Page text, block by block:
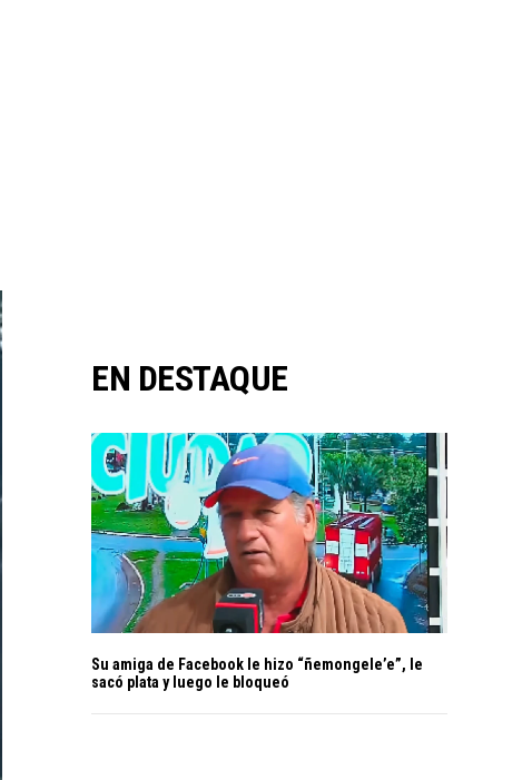
EN DESTAQUE
Su amiga de Facebook le hizo “ñemongele’e”, le
sacó plata y luego le bloqueó